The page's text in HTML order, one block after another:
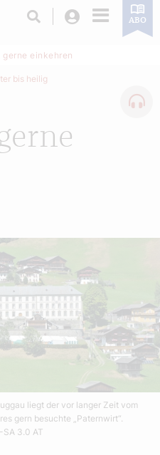
Login ABO
gerne einkehren
bis heilig
liegt der vor langer Zeit vom
gern besuchte „Paternwirt“.
3.0 AT